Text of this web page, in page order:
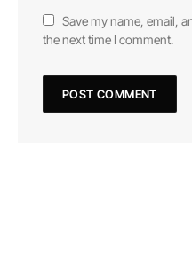
Save my name, email,
the next time I comment.